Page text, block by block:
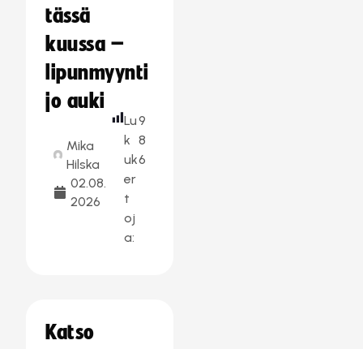
tässä
kuussa –
lipunmyynti
jo auki
Mika
Hilska
02.08.
2026
Lu
k
uk
er
t
oj
a:
9
8
6
Katso